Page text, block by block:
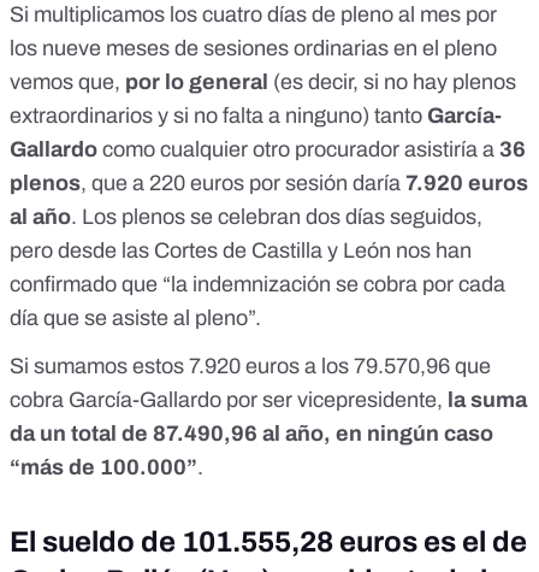
Si multiplicamos los cuatro días de pleno al mes por
los nueve meses de sesiones ordinarias en el pleno
vemos que, por lo general (es decir, si no hay plenos
extraordinarios y si no falta a ninguno) tanto García-
Gallardo como cualquier otro procurador asistiría a 36
plenos, que a 220 euros por sesión daría 7.920 euros
al año. Los plenos se celebran dos días seguidos,
pero desde las Cortes de Castilla y León nos han
confirmado que “la indemnización se cobra por cada
día que se asiste al pleno”.
Si sumamos estos 7.920 euros a los 79.570,96 que
cobra García-Gallardo por ser vicepresidente, la suma
da un total de 87.490,96 al año, en ningún caso
“más de 100.000”.
El sueldo de 101.555,28 euros es el de